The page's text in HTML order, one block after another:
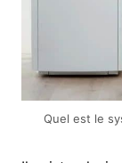
Quel est le